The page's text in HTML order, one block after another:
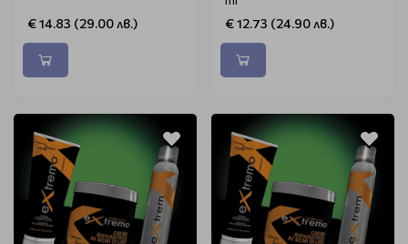
€ 14.83 (29.00 лв.)
€ 12.73 (24.90 лв.)